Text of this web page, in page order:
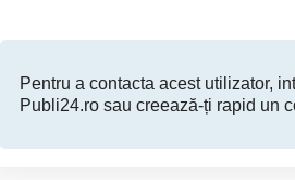
Pentru a contacta acest utilizator,
Publi24.ro sau creează-ți rapid un